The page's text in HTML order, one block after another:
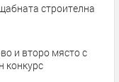
строителна
и второ място с
конкурс